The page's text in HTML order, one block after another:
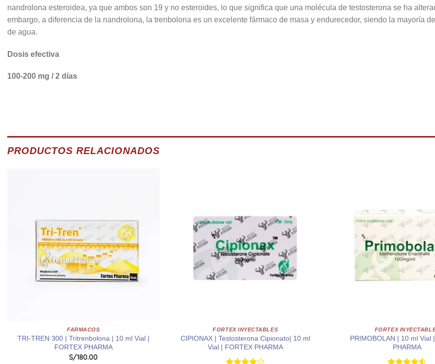
nandrolona esteroidea, ya que ambos son 19 y no esteroides, lo que significa que una molécula de testosterona se ha
embargo, a diferencia de la nandrolona, ​​la trenbolona es un excelente fármaco de masa y endurecedor, siendo la mayoría
de agua.
Dosis efectiva
100-200 mg / 2 días
PRODUCTOS RELACIONADOS
FARMACOS
TRI-TREN 300 | Tritrenbolona | 10 ml Vial |
FORTEX PHARMA
S/180.00
FORTEX INYECTABLES
CIPIONAX | Testosterona Cipionato| 10 ml
Vial | FORTEX PHARMA
FORTEX
PRIMOBOLAN | 10 ml Vial
PHARMA